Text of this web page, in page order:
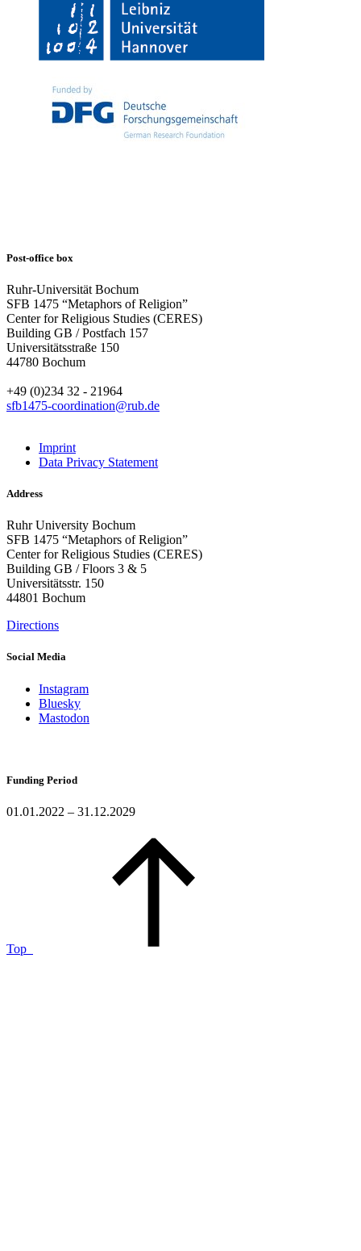
Post-office box
Ruhr-Universität Bochum
SFB 1475 “Metaphors of Religion”
Center for Religious Studies (CERES)
Building GB / Postfach 157
Universitätsstraße 150
44780 Bochum
+49 (0)234 32 - 21964
sfb1475-coordination@rub.de
Imprint
Data Privacy Statement
Address
Ruhr University Bochum
SFB 1475 “Metaphors of Religion”
Center for Religious Studies (CERES)
Building GB / Floors 3 & 5
Universitätsstr. 150
44801 Bochum
Directions
Social Media
Instagram
Bluesky
Mastodon
Funding Period
01.01.2022 – 31.12.2029
Top